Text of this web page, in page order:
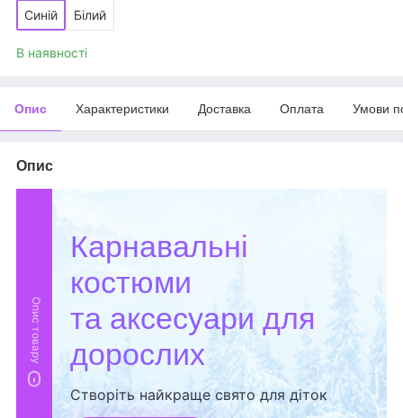
Синій
Білий
В наявності
Опис Характеристики Доставка Оплата Умови
Опис
Опис товару
Карнавальні
костюми
та аксесуари для
дорослих
Створіть найкраще свято для діток